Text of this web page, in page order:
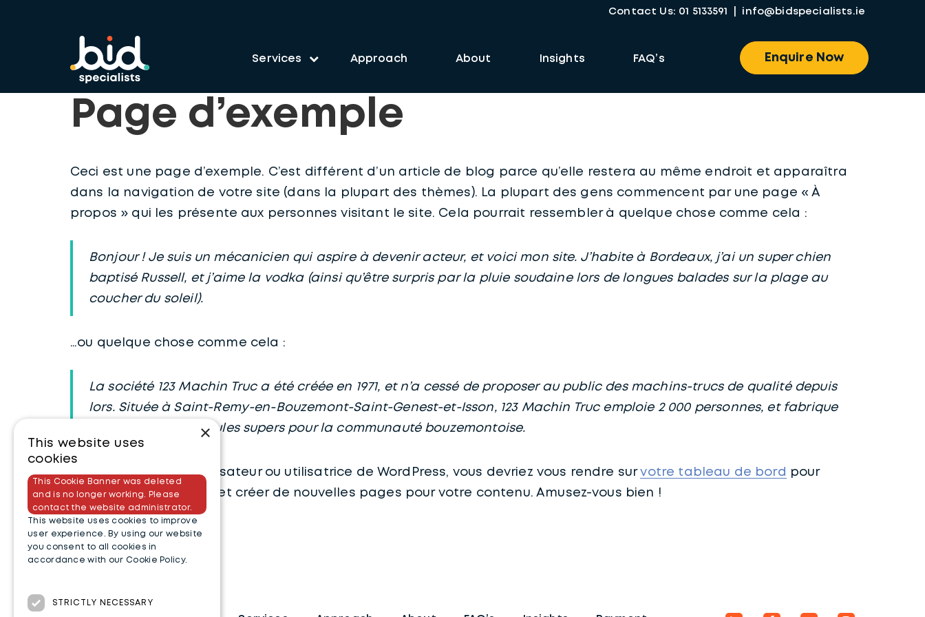
Contact Us: 01 5133591 info@bidspecialists.ie
Services Approach About Insights FAQ’s Enquire Now
Page d’exemple
Ceci est une page d’exemple. C’est différent d’un article de blog parce qu’elle restera au même endroit et apparaîtra
dans la navigation de votre site (dans la plupart des thèmes). La plupart des gens commencent par une page « À
propos » qui les présente aux personnes visitant le site. Cela pourrait ressembler à quelque chose comme cela :
Bonjour ! Je suis un mécanicien qui aspire à devenir acteur, et voici mon site. J’habite à Bordeaux, j’ai un super chien
baptisé Russell, et j’aime la vodka (ainsi qu’être surpris par la pluie soudaine lors de longues balades sur la plage au
coucher du soleil).
…ou quelque chose comme cela :
La société 123 Machin Truc a été créée en 1971, et n’a cessé de proposer au public des machins-trucs de qualité depuis
lors. Située à Saint-Remy-en-Bouzemont-Saint-Genest-et-Isson, 123 Machin Truc emploie 2 000 personnes, et fabrique
toutes sortes de bidules supers pour la communauté bouzemontoise.
En tant que nouvel utilisateur ou utilisatrice de WordPress, vous devriez vous rendre survotre tableau de bord
pour
supprimer cette page et créer de nouvelles pages pour votre contenu. Amusez-vous bien !
×
This website uses
cookies
This Cookie Banner was deleted
and is no longer working. Please
contact the website administrator.
This website uses cookies to improve
user experience. By using our website
you consent to all cookies in
accordance with our Cookie Policy.
STRICTLY NECESSARY